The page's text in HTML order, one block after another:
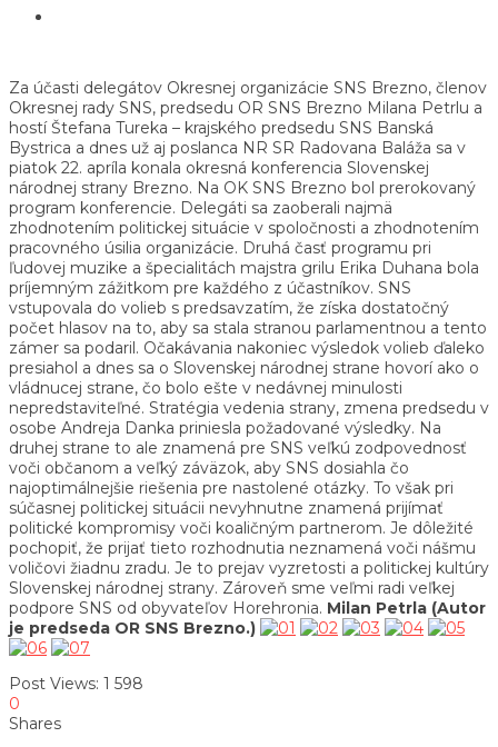
Za účasti delegátov Okresnej organizácie SNS Brezno, členov
Okresnej rady SNS, predsedu OR SNS Brezno Milana Petrlu a
hostí Štefana Tureka – krajského predsedu SNS Banská
Bystrica a dnes už aj poslanca NR SR Radovana Baláža sa v
piatok 22. apríla konala okresná konferencia Slovenskej
národnej strany Brezno. Na OK SNS Brezno bol prerokovaný
program konferencie. Delegáti sa zaoberali najmä
zhodnotením politickej situácie v spoločnosti a zhodnotením
pracovného úsilia organizácie. Druhá časť programu pri
ľudovej muzike a špecialitách majstra grilu Erika Duhana bola
príjemným zážitkom pre každého z účastníkov. SNS
vstupovala do volieb s predsavzatím, že získa dostatočný
počet hlasov na to, aby sa stala stranou parlamentnou a tento
zámer sa podaril. Očakávania nakoniec výsledok volieb ďaleko
presiahol a dnes sa o Slovenskej národnej strane hovorí ako o
vládnucej strane, čo bolo ešte v nedávnej minulosti
nepredstaviteľné. Stratégia vedenia strany, zmena predsedu v
osobe Andreja Danka priniesla požadované výsledky. Na
druhej strane to ale znamená pre SNS veľkú zodpovednosť
voči občanom a veľký záväzok, aby SNS dosiahla čo
najoptimálnejšie riešenia pre nastolené otázky. To však pri
súčasnej politickej situácii nevyhnutne znamená prijímať
politické kompromisy voči koaličným partnerom. Je dôležité
pochopiť, že prijať tieto rozhodnutia neznamená voči nášmu
voličovi žiadnu zradu. Je to prejav vyzretosti a politickej kultúry
Slovenskej národnej strany. Zároveň sme veľmi radi veľkej
podpore SNS od obyvateľov Horehronia. Milan Petrla (Autor
je predseda OR SNS Brezno.)
Post Views: 1 598
0
Shares